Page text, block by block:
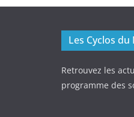
Les Cyclos du
Retrouvez les
programme des